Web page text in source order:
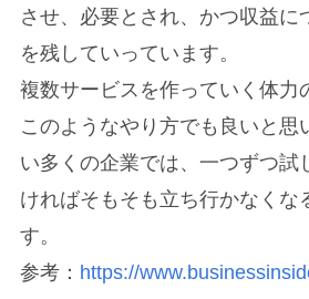
させ、必要とされ、かつ収益に
を残していっています。
複数サービスを作っていく体力
このようなやり方でも良いと思
い多くの企業では、一つずつ試
ければそもそも立ち行かなくな
す。
参考： https://